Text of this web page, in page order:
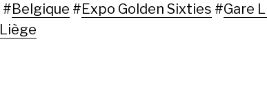
#Belgique #Expo Golden Sixties #Gare
Liège